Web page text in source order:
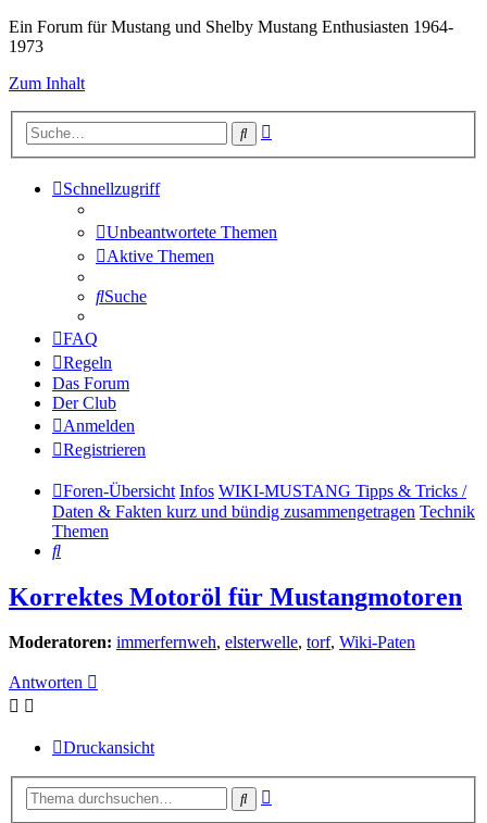
Ein Forum für Mustang und Shelby Mustang Enthusiasten 1964-
1973
Zum Inhalt
Suche
Schnellzugriff
Unbeantwortete Themen
Aktive Themen
Suche
FAQ
Regeln
Das Forum
Der Club
Anmelden
Registrieren
Foren-Übersicht Infos WIKI-MUSTANG Tipps & Tricks /
Daten & Fakten kurz und bündig zusammengetragen Technik
Themen
Suche
Korrektes Motoröl für Mustangmotoren
Moderatoren: immerfernweh, elsterwelle, torf, Wiki-Paten
Antworten
Druckansicht
Suche